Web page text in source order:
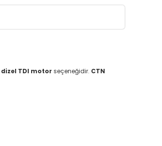
dizel TDI motor seçeneğidir. CTN